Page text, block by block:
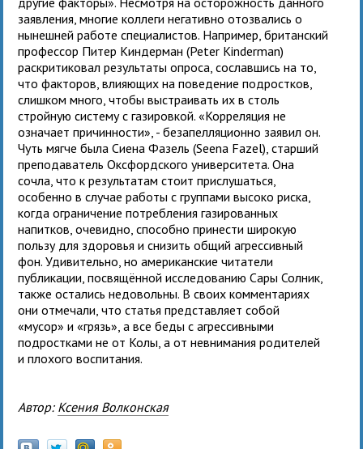
заявления, многие коллеги негативно отозвались о
нынешней работе специалистов. Например, британский
профессор Питер Киндерман (Peter Kinderman)
раскритиковал результаты опроса, сославшись на то,
что факторов, влияющих на поведение подростков,
слишком много, чтобы выстраивать их в столь
стройную систему с газировкой. «Корреляция не
означает причинности», - безапелляционно заявил он.
Чуть мягче была Сиена Фазель (Seena Fazel), старший
преподаватель Оксфордского университета. Она
сочла, что к результатам стоит прислушаться,
особенно в случае работы с группами высоко риска,
когда ограничение потребления газированных
напитков, очевидно, способно принести широкую
пользу для здоровья и снизить общий агрессивный
фон. Удивительно, но американские читатели
публикации, посвящённой исследованию Сары Солник,
также остались недовольны. В своих комментариях
они отмечали, что статья представляет собой
«мусор» и «грязь», а все беды с агрессивными
подростками не от Колы, а от невнимания родителей
и плохого воспитания.
Автор: Ксения Волконская